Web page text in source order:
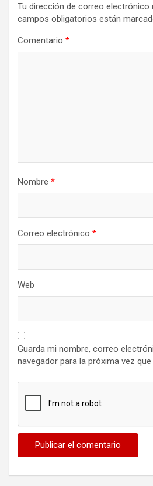
Tu dirección de correo electrónico
campos obligatorios están
Comentario *
Nombre *
Correo electrónico *
Web
Guarda mi nombre, correo
navegador para la próxima vez